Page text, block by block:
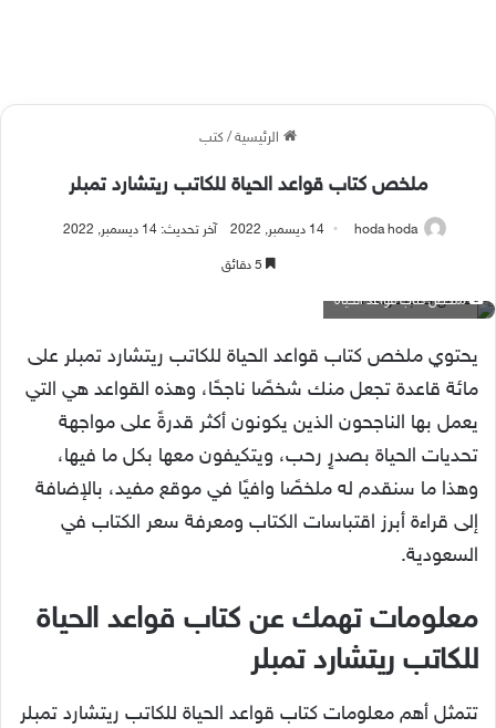
الرئيسية/كتب
ملخص كتاب قواعد الحياة للكاتب ريتشارد تمبلر
hoda hoda 14 ديسمبر, 2022 آخر تحديث: 14 ديسمبر, 2022
ملخص كتاب قواعد الحياة
يحتوي ملخص كتاب قواعد الحياة للكاتب ريتشارد تمبلر على
مائة قاعدة تجعل منك شخصًا ناجحًا، وهذه القواعد هي التي
يعمل بها الناجحون الذين يكونون أكثر قدرةً على مواجهة
تحديات الحياة بصدرٍ رحب، ويتكيفون معها بكل ما فيها،
وهذا ما سنقدم له ملخصًا وافيًا في موقع مفيد، بالإضافة
إلى قراءة أبرز اقتباسات الكتاب ومعرفة سعر الكتاب في
السعودية.
معلومات تهمك عن كتاب قواعد الحياة
للكاتب ريتشارد تمبلر
تتمثل أهم معلومات كتاب قواعد الحياة للكاتب ريتشارد تمبلر